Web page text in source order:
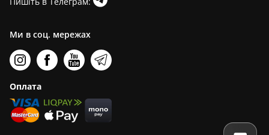
Ми в соц. мережах
Оплата